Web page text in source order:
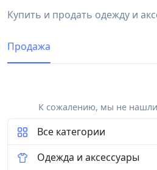
Купить и продать одежду и
Продажа
К сожалению, мы не нашли
Все категории
Одежда и аксессуары